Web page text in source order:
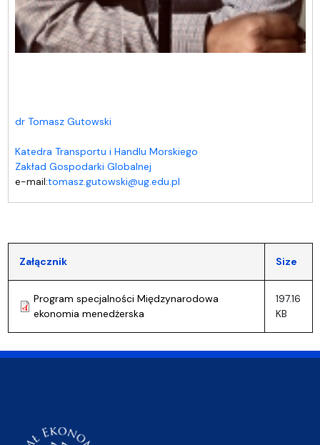
dr Tomasz Gutowski
Katedra Transportu i Handlu Morskiego
Zakład Gospodarki Globalnej
e-mail:tomasz.gutowski@ug.edu.pl
Załącznik Size
Program specjalności Międzynarodowa
ekonomia menedżerska
197.16
KB